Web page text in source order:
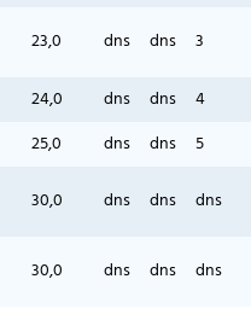
23,0 dns dns 3
24,0 dns dns
4
25,0 dns dns 5
30,0 dns dns dns
30,0 dns dns dns